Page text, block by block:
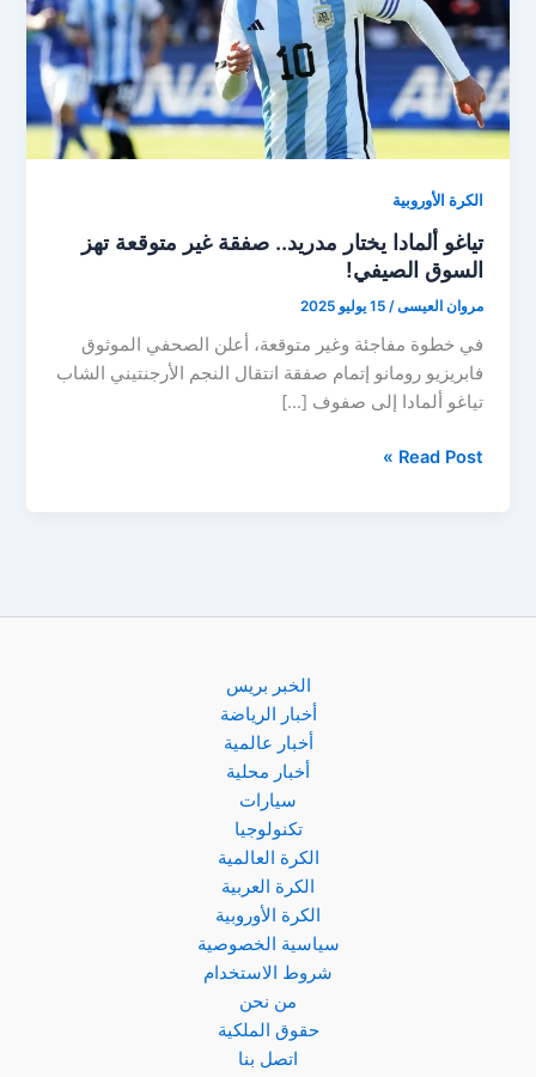
الكرة الأوروبية
تياغو ألمادا يختار مدريد.. صفقة غير متوقعة تهز
السوق الصيفي!
مروان العيسى/15 يوليو 2025
في خطوة مفاجئة وغير متوقعة، أعلن الصحفي الموثوق
فابريزيو رومانو إتمام صفقة انتقال النجم الأرجنتيني الشاب
تياغو ألمادا إلى صفوف […]
تياغو
Read Post »
الخبر بريس
أخبار الرياضة
أخبار عالمية
أخبار محلية
سيارات
تكنولوجيا
الكرة العالمية
الكرة العربية
الكرة الأوروبية
سياسية الخصوصية
شروط الاستخدام
من نحن
حقوق الملكية
اتصل بنا